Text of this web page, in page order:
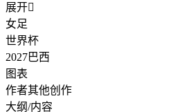
展开
女足
世界杯
2027巴西
图表
作者其他创作
大纲/内容